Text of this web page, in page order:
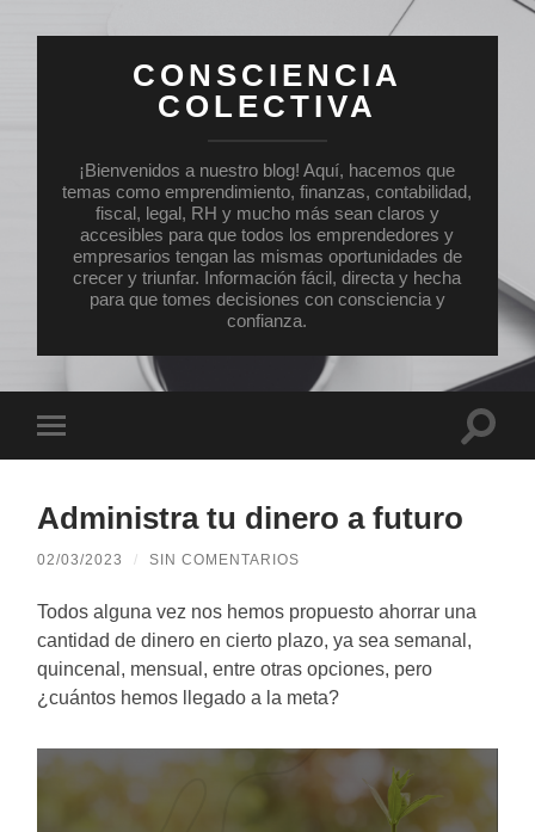
CONSCIENCIA
COLECTIVA
¡Bienvenidos a nuestro blog! Aquí, hacemos que
temas como emprendimiento, finanzas, contabilidad,
fiscal, legal, RH y mucho más sean claros y
accesibles para que todos los emprendedores y
empresarios tengan las mismas oportunidades de
crecer y triunfar. Información fácil, directa y hecha
para que tomes decisiones con consciencia y
confianza.
el
Administra tu dinero a futuro
02/03/2023 / SIN COMENTARIOS
Todos alguna vez nos hemos propuesto ahorrar una
cantidad de dinero en cierto plazo, ya sea semanal,
quincenal, mensual, entre otras opciones, pero
¿cuántos hemos llegado a la meta?